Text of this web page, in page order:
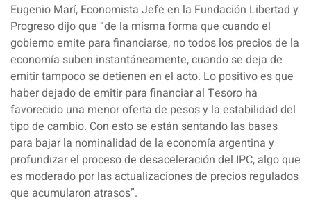
Eugenio Marí, Economista Jefe en la Fundación Libertad y
Progreso dijo que “de la misma forma que cuando el
gobierno emite para financiarse, no todos los precios de la
economía suben instantáneamente, cuando se deja de
emitir tampoco se detienen en el acto. Lo positivo es que
haber dejado de emitir para financiar al Tesoro ha
favorecido una menor oferta de pesos y la estabilidad del
tipo de cambio. Con esto se están sentando las bases
para bajar la nominalidad de la economía argentina y
profundizar el proceso de desaceleración del IPC, algo que
es moderado por las actualizaciones de precios regulados
que acumularon atrasos”.